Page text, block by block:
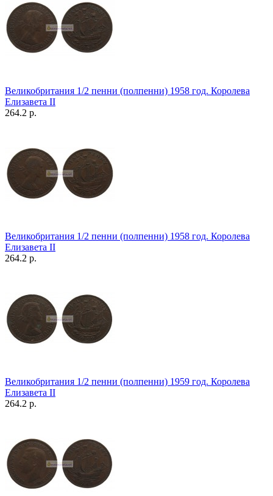
Великобритания 1/2 пенни (полпенни) 1958 год. Королева
Елизавета II
264.2 р.
Великобритания 1/2 пенни (полпенни) 1958 год. Королева
Елизавета II
264.2 р.
Великобритания 1/2 пенни (полпенни) 1959 год. Королева
Елизавета II
264.2 р.